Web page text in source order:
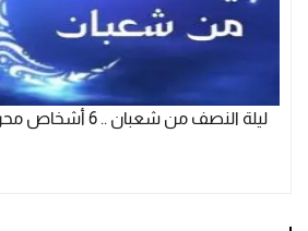
ليلة النصف من شعبان .. 6 أشخاص محرومون من رحمة الله